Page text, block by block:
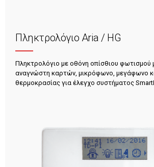
Πληκτρολόγιο Aria / HG
Πληκτρολόγιο με οθόνη οπίσθιου
αναγνώστη καρτών, μικρόφωνο, μεγάφωνο
θερμοκρασίας για έλεγχο συστήματος